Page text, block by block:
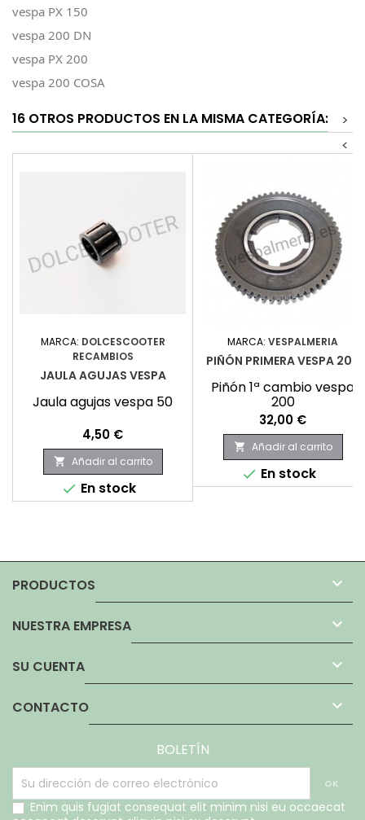
vespa PX 150
vespa 200 DN
vespa PX 200
vespa 200 COSA
16 OTROS PRODUCTOS EN LA MISMA CATEGORÍA:
>
<
MARCA: DOLCESCOOTER
RECAMBIOS
JAULA AGUJAS VESPA
Jaula agujas vespa 50
Precio
4,50 €
 Añadir al carrito
 En stock
MARCA: VESPALMERIA
PIÑÓN PRIMERA VESPA 200
Piñón 1ª cambio vespa
200
Precio
32,00 €
 Añadir al carrito
 En stock
PRODUCTOS 
NUESTRA EMPRESA 
SU CUENTA 
CONTACTO 
BOLETÍN
Enim quis fugiat consequat elit minim nisi eu occaecat